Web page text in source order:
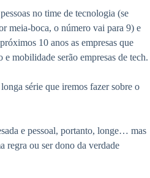
no time de tecnologia (se
meia-boca, o número vai para 9) e
10 anos as empresas que
mobilidade serão empresas de tech.
série que iremos fazer sobre o
e pessoal, portanto, longe… mas
regra ou ser dono da verdade